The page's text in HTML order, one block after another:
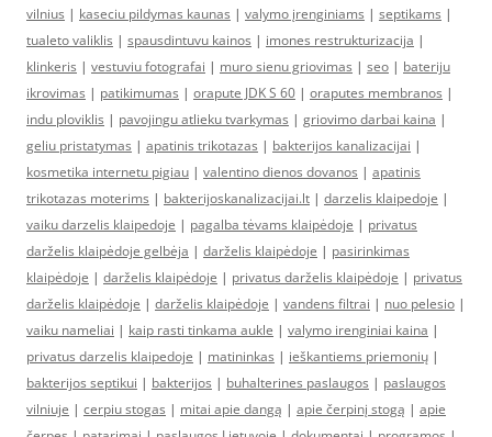
vilnius | kaseciu pildymas kaunas | valymo įrenginiams | septikams |
tualeto valiklis | spausdintuvu kainos | imones restrukturizacija |
klinkeris | vestuviu fotografai | muro sienu griovimas | seo | bateriju
ikrovimas | patikimumas | orapute JDK S 60 | oraputes membranos |
indu ploviklis | pavojingu atlieku tvarkymas | griovimo darbai kaina |
geliu pristatymas | apatinis trikotazas | bakterijos kanalizacijai |
kosmetika internetu pigiau | valentino dienos dovanos | apatinis
trikotazas moterims | bakterijoskanalizacijai.lt | darzelis klaipedoje |
vaiku darzelis klaipedoje | pagalba tėvams klaipėdoje | privatus
darželis klaipėdoje gelbėja | darželis klaipėdoje | pasirinkimas
klaipėdoje | darželis klaipėdoje | privatus darželis klaipėdoje | privatus
darželis klaipėdoje | darželis klaipėdoje | vandens filtrai | nuo pelesio |
vaiku nameliai | kaip rasti tinkama aukle | valymo irenginiai kaina |
privatus darzelis klaipedoje | matininkas | ieškantiems priemonių |
bakterijos septikui | bakterijos | buhalterines paslaugos | paslaugos
vilniuje | cerpiu stogas | mitai apie dangą | apie čerpinį stogą | apie